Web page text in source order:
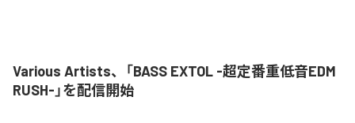
Various Artists、「BASS EXTOL -超定番重低音EDM
RUSH-」を配信開始